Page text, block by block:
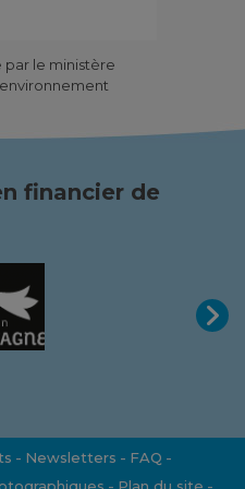
organique de
? Pour la sixième année
par le ministère
financier de
Newsletters
FAQ